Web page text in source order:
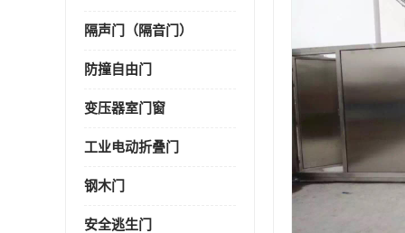
隔声门（隔音门）
防撞自由门
变压器室门窗
工业电动折叠门
钢木门
安全逃生门